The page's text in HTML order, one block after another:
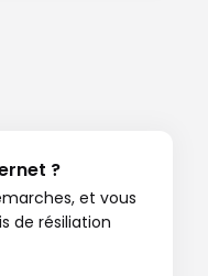
?
et vous
de résiliation